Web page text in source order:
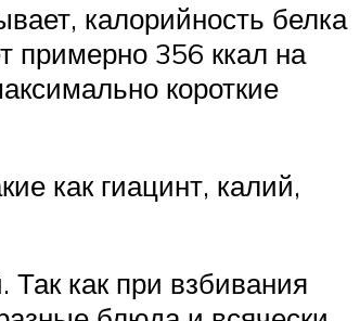
калорийность белка
примерно 356 ккал на
короткие
как гиацинт, калий,
как при взбивания